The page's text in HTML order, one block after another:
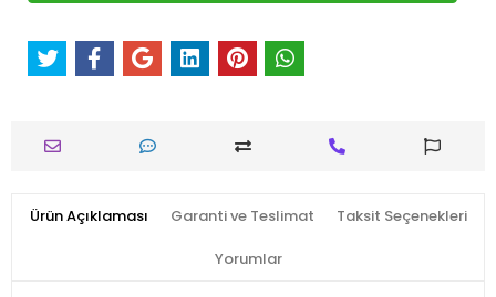
Ürün Açıklaması Garanti ve Teslimat Taksit Seçenekleri
Yorumlar